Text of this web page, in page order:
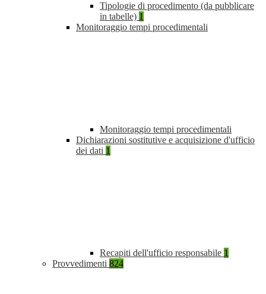
Tipologie di procedimento (da pubblicare
in tabelle) 1
Monitoraggio tempi procedimentali
Monitoraggio tempi procedimentali
Dichiarazioni sostitutive e acquisizione d'ufficio
dei dati 1
Recapiti dell'ufficio responsabile 1
Provvedimenti 824